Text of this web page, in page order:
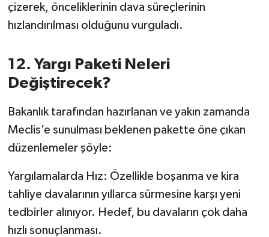
çizerek, önceliklerinin dava süreçlerinin
hızlandırılması olduğunu vurguladı.
12. Yargı Paketi Neleri
Değiştirecek?
Bakanlık tarafından hazırlanan ve yakın zamanda
Meclis’e sunulması beklenen pakette öne çıkan
düzenlemeler şöyle:
Yargılamalarda Hız: Özellikle boşanma ve kira
tahliye davalarının yıllarca sürmesine karşı yeni
tedbirler alınıyor. Hedef, bu davaların çok daha
hızlı sonuçlanması.
SAĞLIK
SEYAHAT
Sındırgı
SÜRMANŞET